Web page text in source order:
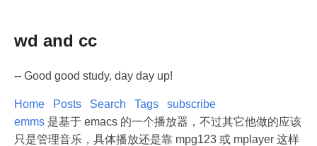
wd and cc
-- Good good study, day day up!
Home Posts Search Tags
subscribe
emms 是基于 emacs 的一个播放器，不过其它他做的应该
只是管理音乐，具体播放还是靠 mpg123 或 mplayer 这样